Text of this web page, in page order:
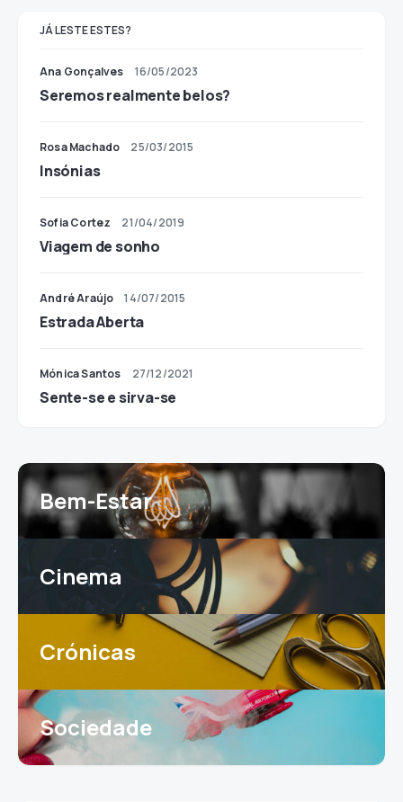
JÁ LESTE ESTES?
Ana Gonçalves 16/05/2023
Seremos realmente belos?
Rosa Machado 25/03/2015
Insónias
Sofia Cortez 21/04/2019
Viagem de sonho
André Araújo 14/07/2015
Estrada Aberta
Mónica Santos 27/12/2021
Sente-se e sirva-se
Bem-Estar
Cinema
Crónicas
Sociedade